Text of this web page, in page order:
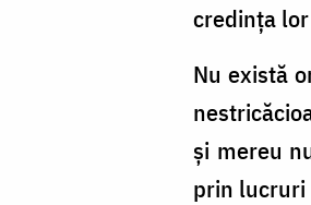
credinţa
Nu există
şi mereu
prin lucruri